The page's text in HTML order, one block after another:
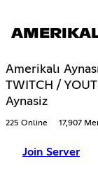
Amerikalı
TWITCH /
Aynasiz
225 Online 17,907
Join Server